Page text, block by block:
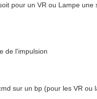
pour un VR ou Lampe une
de l'impulsion
sur un bp (pour les VR ou